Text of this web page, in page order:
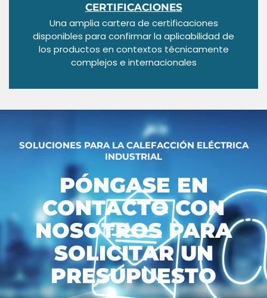
CERTIFICACIONES
Una amplia cartera de certificaciones
disponibles para confirmar la aplicabilidad de
los productos en contextos técnicamente
complejos e internacionales
SOLUCIONES PARA LA CALEFACCIÓN ELÉCTRICA
INDUSTRIAL
PÓNGASE EN
CONTACTO CON
NOSOTROS PARA
SOLICITAR UN
PRESUPUESTO